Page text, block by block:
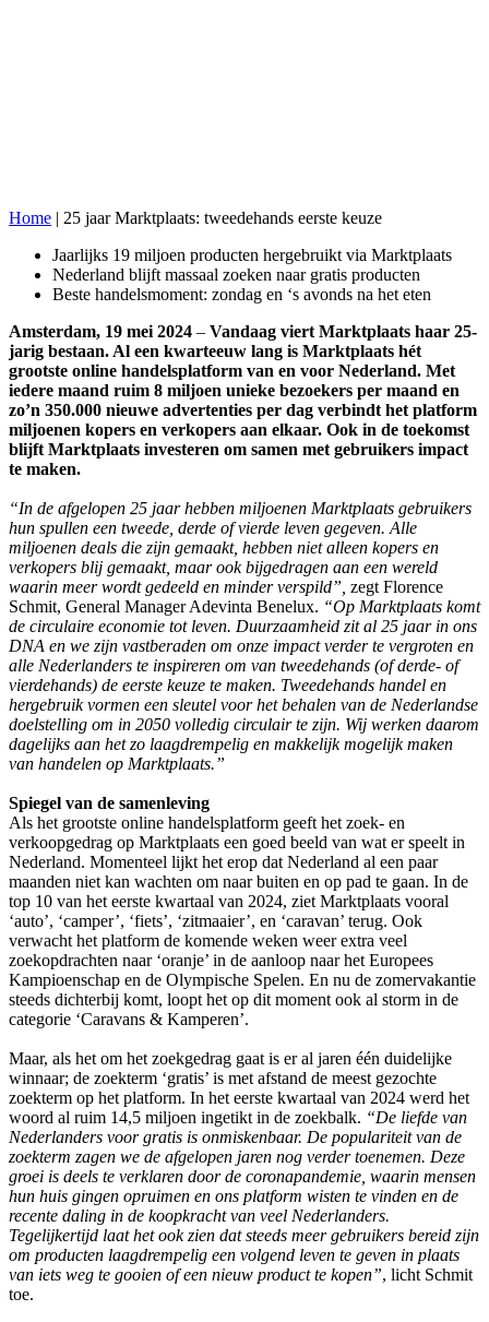
Home | 25 jaar Marktplaats: tweedehands eerste keuze
Jaarlijks 19 miljoen producten hergebruikt via Marktplaats
Nederland blijft massaal zoeken naar gratis producten
Beste handelsmoment: zondag en ‘s avonds na het eten
Amsterdam, 19 mei 2024 – Vandaag viert Marktplaats haar 25-
jarig bestaan. Al een kwarteeuw lang is Marktplaats hét
grootste online handelsplatform van en voor Nederland. Met
iedere maand ruim 8 miljoen unieke bezoekers per maand en
zo’n 350.000 nieuwe advertenties per dag verbindt het platform
miljoenen kopers en verkopers aan elkaar. Ook in de toekomst
blijft Marktplaats investeren om samen met gebruikers impact
te maken.
“In de afgelopen 25 jaar hebben miljoenen Marktplaats gebruikers
hun spullen een tweede, derde of vierde leven gegeven. Alle
miljoenen deals die zijn gemaakt, hebben niet alleen kopers en
verkopers blij gemaakt, maar ook bijgedragen aan een wereld
waarin meer wordt gedeeld en minder verspild”, zegt Florence
Schmit, General Manager Adevinta Benelux. “Op Marktplaats komt
de circulaire economie tot leven. Duurzaamheid zit al 25 jaar in ons
DNA en we zijn vastberaden om onze impact verder te vergroten en
alle Nederlanders te inspireren om van tweedehands (of derde- of
vierdehands) de eerste keuze te maken. Tweedehands handel en
hergebruik vormen een sleutel voor het behalen van de Nederlandse
doelstelling om in 2050 volledig circulair te zijn. Wij werken daarom
dagelijks aan het zo laagdrempelig en makkelijk mogelijk maken
van handelen op Marktplaats.”
Spiegel van de samenleving
Als het grootste online handelsplatform geeft het zoek- en
verkoopgedrag op Marktplaats een goed beeld van wat er speelt in
Nederland. Momenteel lijkt het erop dat Nederland al een paar
maanden niet kan wachten om naar buiten en op pad te gaan. In de
top 10 van het eerste kwartaal van 2024, ziet Marktplaats vooral
‘auto’, ‘camper’, ‘fiets’, ‘zitmaaier’, en ‘caravan’ terug. Ook
verwacht het platform de komende weken weer extra veel
zoekopdrachten naar ‘oranje’ in de aanloop naar het Europees
Kampioenschap en de Olympische Spelen. En nu de zomervakantie
steeds dichterbij komt, loopt het op dit moment ook al storm in de
categorie ‘Caravans & Kamperen’.
Maar, als het om het zoekgedrag gaat is er al jaren één duidelijke
winnaar; de zoekterm ‘gratis’ is met afstand de meest gezochte
zoekterm op het platform. In het eerste kwartaal van 2024 werd het
woord al ruim 14,5 miljoen ingetikt in de zoekbalk. “De liefde van
Nederlanders voor gratis is onmiskenbaar. De populariteit van de
zoekterm zagen we de afgelopen jaren nog verder toenemen. Deze
groei is deels te verklaren door de coronapandemie, waarin mensen
hun huis gingen opruimen en ons platform wisten te vinden en de
recente daling in de koopkracht van veel Nederlanders.
Tegelijkertijd laat het ook zien dat steeds meer gebruikers bereid zijn
om producten laagdrempelig een volgend leven te geven in plaats
van iets weg te gooien of een nieuw product te kopen”, licht Schmit
toe.